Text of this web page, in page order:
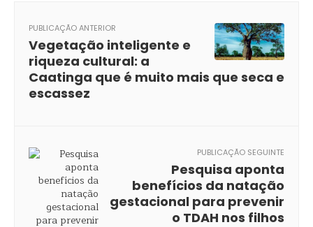
PUBLICAÇÃO ANTERIOR
Vegetação inteligente e
riqueza cultural: a
Caatinga que é muito mais que seca e
escassez
PUBLICAÇÃO SEGUINTE
Pesquisa aponta
benefícios da natação
gestacional para prevenir
o TDAH nos filhos